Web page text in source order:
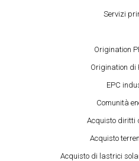
Servizi
Origination
Origination di
EPC
Comunità
Acquisto diritti
Acquisto
Acquisto di lastrici